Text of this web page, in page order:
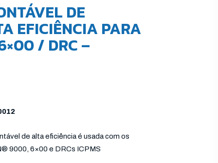
DE
EFICIÊNCIA PARA
/ DRC –
de alta eficiência é usada com os
9000, 6×00 e DRCs ICPMS